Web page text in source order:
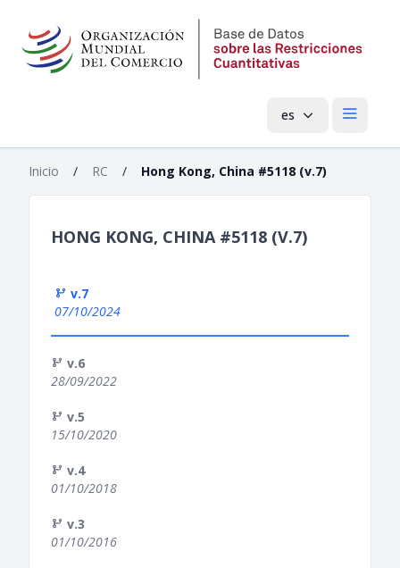
es Menú
Inicio / RC / Hong Kong, China #5118 (v.7)
HONG KONG, CHINA #5118 (V.7)
v.7
07/10/2024
v.6
28/09/2022
v.5
15/10/2020
v.4
01/10/2018
v.3
01/10/2016